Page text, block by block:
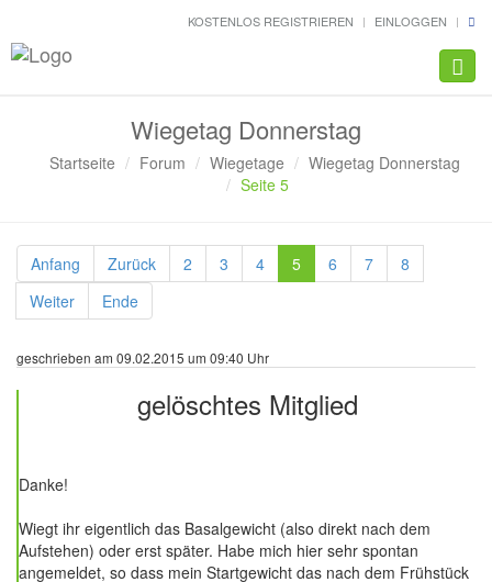
KOSTENLOS REGISTRIEREN EINLOGGEN
Wiegetag Donnerstag
Startseite Forum Wiegetage
Wiegetag Donnerstag
Seite 5
Anfang Zurück 2 3 4 5 6 7
8
Weiter
Ende
geschrieben am 09.02.2015 um 09:40 Uhr
gelöschtes Mitglied
Danke!
Wiegt ihr eigentlich das Basalgewicht (also direkt nach dem
Aufstehen) oder erst später. Habe mich hier sehr spontan
angemeldet, so dass mein Startgewicht das nach dem Frühstück